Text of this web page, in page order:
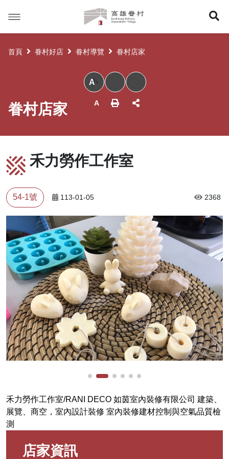
高
雄
眷
首頁 眷村好店 眷村導覽 眷村店家
小
眷村店家
禾力勞作工作室
54-1號 113-01-05 2368
禾力勞作工作室/RANI DECO 如茵室內裝修有限公司 建築、
展覽、商空，室內設計裝修 室內裝修建材控制與空氣品質檢
測
店家資訊